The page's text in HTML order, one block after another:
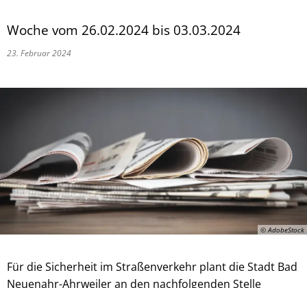
Woche vom 26.02.2024 bis 03.03.2024
23. Februar 2024
© AdobeStock
Für die Sicherheit im Straßenverkehr plant die Stadt Bad
Neuenahr-Ahrweiler an den nachfolgenden Stelle